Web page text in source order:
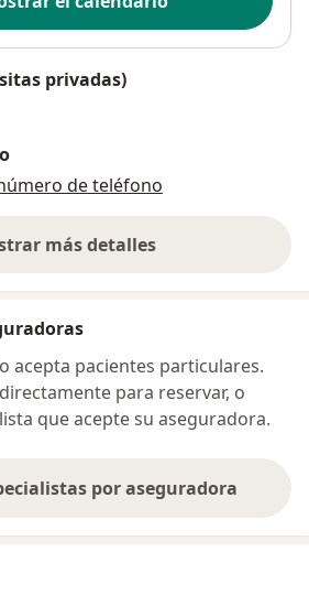
privadas)
de teléfono
más detalles
sobre la dirección
acepta pacientes particulares.
para reservar, o
que acepte su aseguradora.
por aseguradora